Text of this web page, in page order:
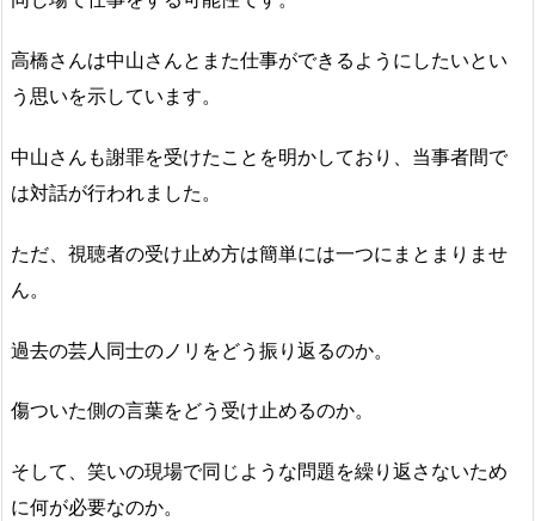
高橋さんは中山さんとまた仕事ができるようにしたいとい
う思いを示しています。
中山さんも謝罪を受けたことを明かしており、当事者間で
は対話が行われました。
ただ、視聴者の受け止め方は簡単には一つにまとまりませ
ん。
過去の芸人同士のノリをどう振り返るのか。
傷ついた側の言葉をどう受け止めるのか。
そして、笑いの現場で同じような問題を繰り返さないため
に何が必要なのか。